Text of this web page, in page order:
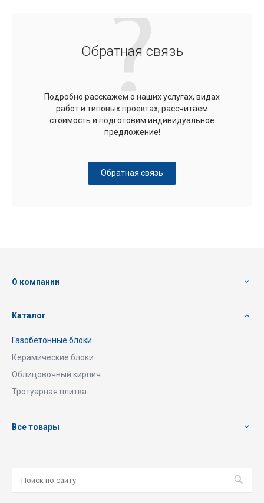
Обратная связь
Подробно расскажем о наших услугах, видах
работ и типовых проектах, рассчитаем
стоимость и подготовим индивидуальное
предложение!
Обратная связь
О компании
Каталог
Газобетонные блоки
Керамические блоки
Облицовочный кирпич
Тротуарная плитка
Все товары